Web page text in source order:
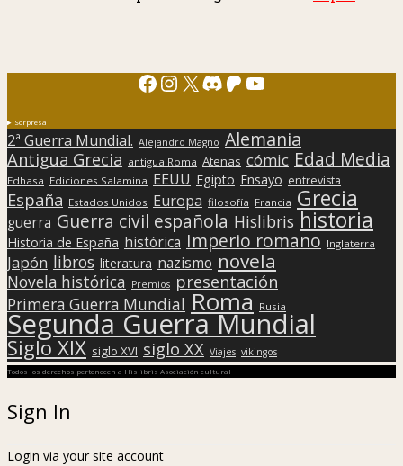
Facebook
Instagram
X Discord
Patreon
YouTube
Sorpresa
2ª Guerra Mundial. Alejandro Magno Alemania
Antigua Grecia antigua Roma Atenas cómic Edad Media
Edhasa Ediciones Salamina EEUU Egipto Ensayo entrevista
España Estados Unidos Europa filosofía Francia Grecia
guerra Guerra civil española Hislibris historia
Historia de España histórica Imperio romano Inglaterra
Japón libros literatura nazismo novela
Novela histórica Premios presentación
Primera Guerra Mundial Roma Rusia
Segunda Guerra Mundial
Siglo XIX siglo XVI siglo XX Viajes vikingos
Todos los derechos pertenecen a Hislibris Asociación cultural
Sign In
Login via your site account